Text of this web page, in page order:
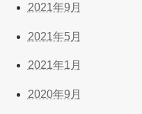
2021年9月
2021年5月
2021年1月
2020年9月